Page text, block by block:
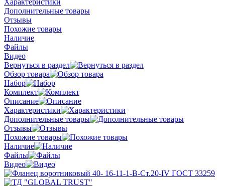
Дополнительные товары
Отзывы
Похожие товары
Наличие
Файлы
Видео
Вернуться в раздел
Обзор товара
Набор
Комплект
Описание
Характеристики
Дополнительные товары
Отзывы
Похожие товары
Наличие
Файлы
Видео